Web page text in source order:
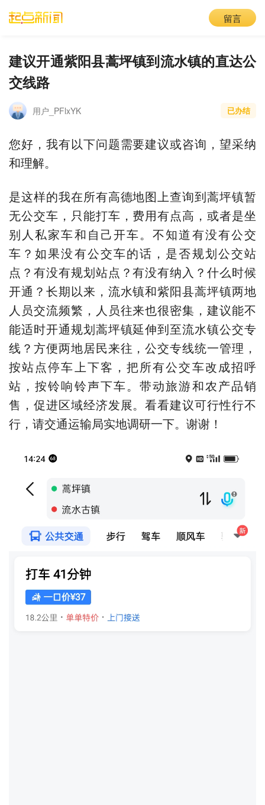
留言
建议开通紫阳县蒿坪镇到流水镇的直达公
交线路
用户_PFlxYK 已办结
您好，我有以下问题需要建议或咨询，望采纳
和理解。
是这样的我在所有高德地图上查询到蒿坪镇暂
无公交车，只能打车，费用有点高，或者是坐
别人私家车和自己开车。不知道有没有公交
车？如果没有公交车的话，是否规划公交站
点？有没有规划站点？有没有纳入？什么时候
开通？长期以来，流水镇和紫阳县蒿坪镇两地
人员交流频繁，人员往来也很密集，建议能不
能适时开通规划蒿坪镇延伸到至流水镇公交专
线？方便两地居民来往，公交专线统一管理，
按站点停车上下客，把所有公交车改成招呼
站，按铃响铃声下车。带动旅游和农产品销
售，促进区域经济发展。看看建议可行性行不
行，请交通运输局实地调研一下。谢谢！